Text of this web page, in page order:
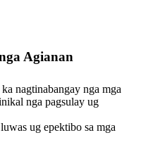
Agianan
nagtinabangay nga mga
nga pagsulay ug
ug epektibo sa mga